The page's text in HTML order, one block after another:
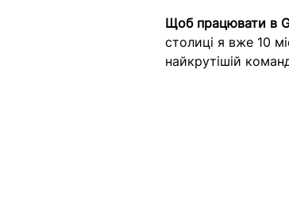
Щоб працювати в
столиці я вже 10
найкрутiшiй